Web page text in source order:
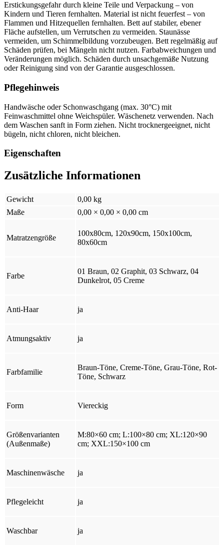
Erstickungsgefahr durch kleine Teile und Verpackung – von
Kindern und Tieren fernhalten. Material ist nicht feuerfest – von
Flammen und Hitzequellen fernhalten. Bett auf stabiler, ebener
Fläche aufstellen, um Verrutschen zu vermeiden. Staunässe
vermeiden, um Schimmelbildung vorzubeugen. Bett regelmäßig auf
Schäden prüfen, bei Mängeln nicht nutzen. Farbabweichungen und
Veränderungen möglich. Schäden durch unsachgemäße Nutzung
oder Reinigung sind von der Garantie ausgeschlossen.
Pflegehinweis
Handwäsche oder Schonwaschgang (max. 30°C) mit
Feinwaschmittel ohne Weichspüler. Wäschenetz verwenden. Nach
dem Waschen sanft in Form ziehen. Nicht trocknergeeignet, nicht
bügeln, nicht chloren, nicht bleichen.
Eigenschaften
Zusätzliche Informationen
Gewicht
0,00 kg
Maße
0,00 × 0,00 × 0,00 cm
Matratzengröße
100x80cm, 120x90cm, 150x100cm,
80x60cm
Farbe
01 Braun, 02 Graphit, 03 Schwarz, 04
Dunkelrot, 05 Creme
Anti-Haar ja
Atmungsaktiv ja
Farbfamilie
Braun-Töne, Creme-Töne, Grau-Töne, Rot-
Töne, Schwarz
Form Viereckig
Größenvarianten
(Außenmaße)
M:80×60 cm; L:100×80 cm; XL:120×90
cm; XXL:150×100 cm
Maschinenwäsche ja
Pflegeleicht ja
Waschbar ja